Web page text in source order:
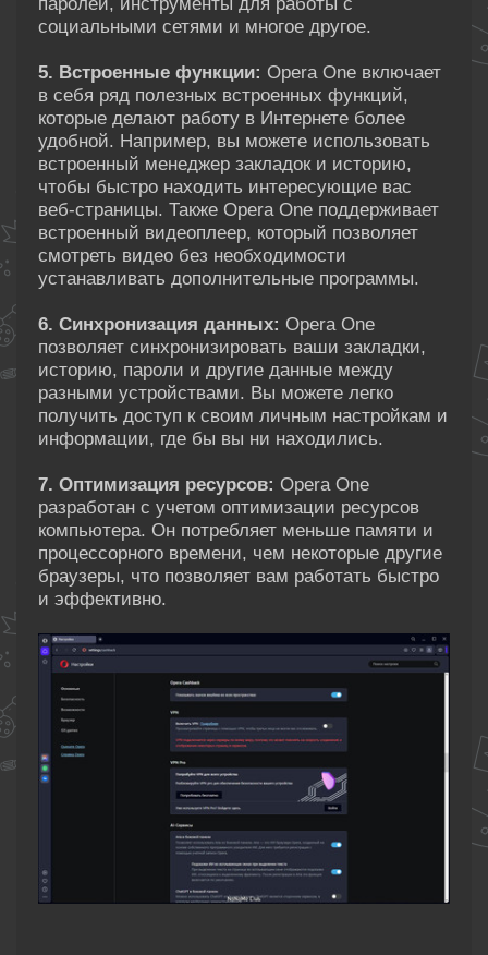
социальными сетями и многое другое.
5. Встроенные функции: Opera One включает
в себя ряд полезных встроенных функций,
которые делают работу в Интернете более
удобной. Например, вы можете использовать
встроенный менеджер закладок и историю,
чтобы быстро находить интересующие вас
веб-страницы. Также Opera One поддерживает
встроенный видеоплеер, который позволяет
смотреть видео без необходимости
устанавливать дополнительные программы.
6. Синхронизация данных: Opera One
позволяет синхронизировать ваши закладки,
историю, пароли и другие данные между
разными устройствами. Вы можете легко
получить доступ к своим личным настройкам и
информации, где бы вы ни находились.
7. Оптимизация ресурсов: Opera One
разработан с учетом оптимизации ресурсов
компьютера. Он потребляет меньше памяти и
процессорного времени, чем некоторые другие
браузеры, что позволяет вам работать быстро
и эффективно.